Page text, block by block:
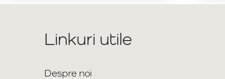
Linkuri utile
Despre noi